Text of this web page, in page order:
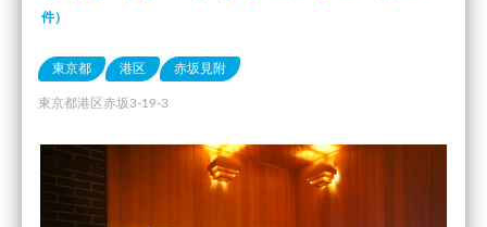
件）
東京都 港区 赤坂見附
東京都港区赤坂3-19-3